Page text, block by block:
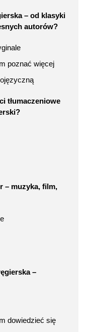
– od klasyki
autorów?
poznać więcej
tłumaczeniowe
– muzyka, film,
–
dowiedzieć się